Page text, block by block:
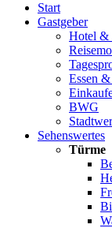
Start
Gastgeber
Hotel &
Essen
BWG
Sehenswertes
Türme